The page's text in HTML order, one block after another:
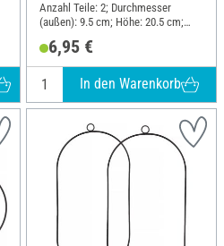
Anzahl Teile: 2; Durchmesser
(außen): 9.5 cm; Höhe: 20.5 cm;
6,95 €
In den Warenkorb